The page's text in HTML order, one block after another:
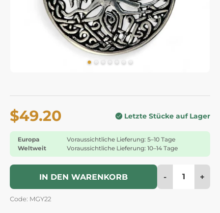
$49.20 Letzte Stücke auf Lager
Europa
Voraussichtliche Lieferung: 5–10 Tage
Weltweit
Voraussichtliche Lieferung: 10–14 Tage
IN DEN WARENKORB - +
Code: MGY22